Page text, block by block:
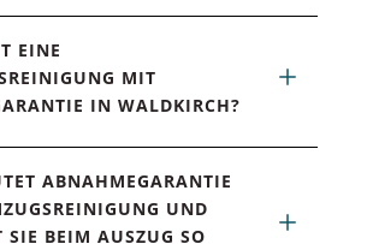
EINE
MIT
IN WALDKIRCH?
ABNAHMEGARANTIE
UND
SIE BEIM AUSZUG SO